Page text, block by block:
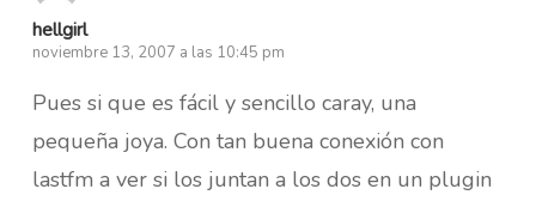
hellgirl
noviembre 13, 2007 a las 10:45 pm
Pues si que es fácil y sencillo caray, una
pequeña joya. Con tan buena conexión con
lastfm a ver si los juntan a los dos en un plugin